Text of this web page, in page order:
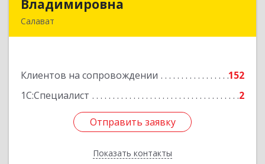
Владимировна
Салават
Клиентов на сопровождении
152
1С:Специалист
2
Отправить заявку
Показать контакты
Подробнее
Отправить заявку
Назад